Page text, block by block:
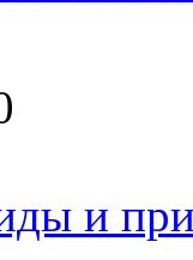
и